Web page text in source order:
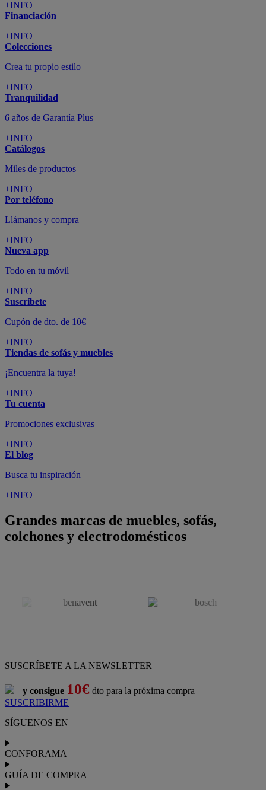
+INFO
Financiación
+INFO
Colecciones
Crea tu propio estilo
+INFO
Tranquilidad
6 años de Garantía Plus
+INFO
Catálogos
Miles de productos
+INFO
Por teléfono
Llámanos y compra
+INFO
Nueva app
Todo en tu móvil
+INFO
Suscríbete
Cupón de dto. de 10€
+INFO
Tiendas de sofás y muebles
¡Encuentra la tuya!
+INFO
Tu cuenta
Promociones exclusivas
+INFO
El blog
Busca tu inspiración
+INFO
Grandes marcas de muebles, sofás,
colchones y electrodomésticos
SUSCRÍBETE A LA NEWSLETTER
y consigue 10€ dto para la próxima compra
SUSCRIBIRME
SÍGUENOS EN
CONFORAMA
GUÍA DE COMPRA